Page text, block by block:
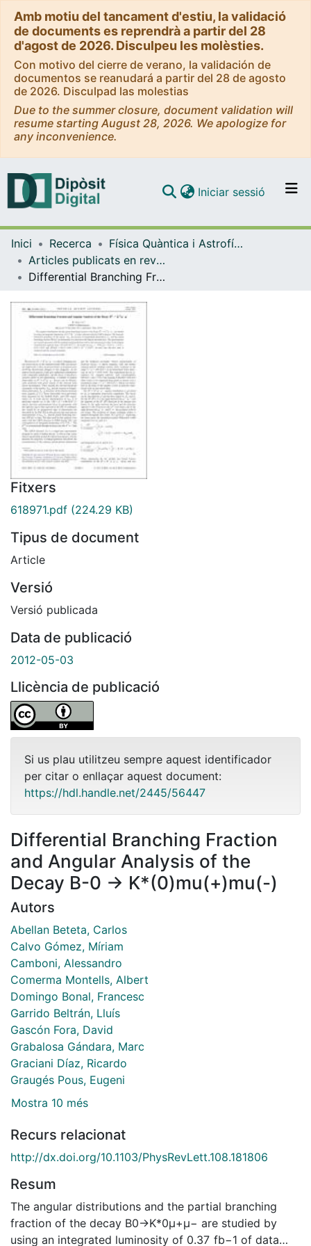
Amb motiu del tancament d'estiu, la validació
de documents es reprendrà a partir del 28
d'agost de 2026. Disculpeu les molèsties.
Con motivo del cierre de verano, la validación de
documentos se reanudará a partir del 28 de agosto
de 2026. Disculpad las molestias
Due to the summer closure, document validation will
resume starting August 28, 2026. We apologize for
any inconvenience.
Navega per tot el DD
Com publicar
Contacte
Iniciar sessió (current)
Inici Recerca
Física Quàntica i Astrofísica
Articles publicats en revistes (Física Quàntica i Astrofísica)
Differential Branching Fraction and Angular Analysis of the Decay B-0 -> K*(0)mu(+)mu(-)
Fitxers
618971.pdf (224.29 KB)
Tipus de document
Article
Versió
Versió publicada
Data de publicació
2012-05-03
Llicència de publicació
Si us plau utilitzeu sempre aquest identificador
per citar o enllaçar aquest document:
https://hdl.handle.net/2445/56447
Differential Branching Fraction
and Angular Analysis of the
Decay B-0 -> K*(0)mu(+)mu(-)
Autors
Abellan Beteta, Carlos
Calvo Gómez, Míriam
Camboni, Alessandro
Comerma Montells, Albert
Domingo Bonal, Francesc
Garrido Beltrán, Lluís
Gascón Fora, David
Grabalosa Gándara, Marc
Graciani Díaz, Ricardo
Graugés Pous, Eugeni
Mostra 10 més
Recurs relacionat
http://dx.doi.org/10.1103/PhysRevLett.108.181806
Resum
The angular distributions and the partial branching
fraction of the decay B0→K*0μ+μ− are studied by
using an integrated luminosity of 0.37 fb−1 of data